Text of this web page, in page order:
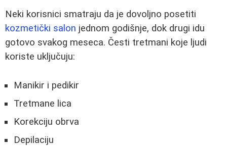
Neki korisnici smatraju da je dovoljno posetiti
kozmetički salon jednom godišnje, dok drugi idu
gotovo svakog meseca. Česti tretmani koje ljudi
koriste uključuju:
Manikir i pedikir
Tretmane lica
Korekciju obrva
Depilaciju